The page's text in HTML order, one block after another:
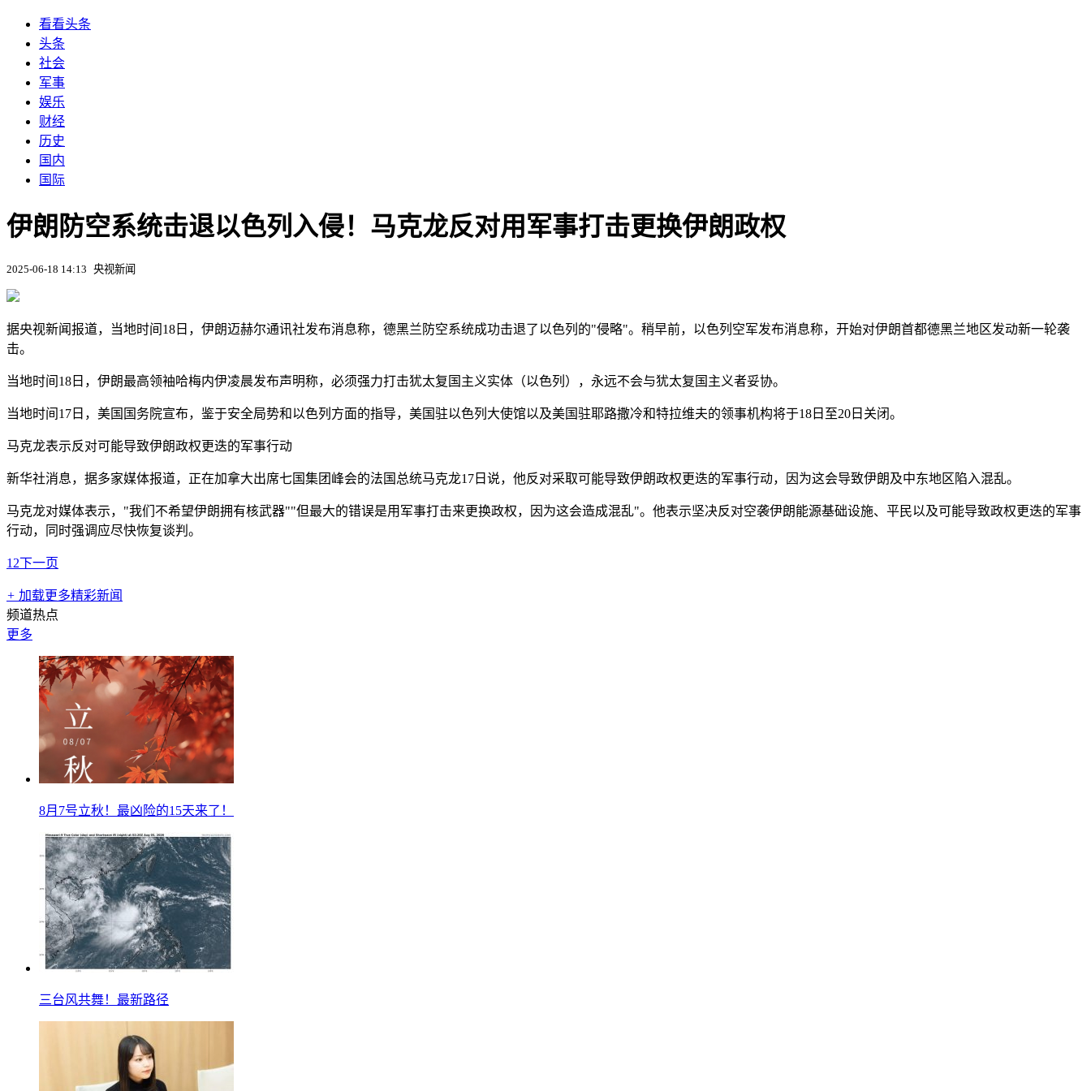
看看头条
头条
社会
军事
娱乐
财经
历史
国内
国际
伊朗防空系统击退以色列入侵！马克龙反对用军事打击更换伊朗政权
2025-06-18 14:13 央视新闻
据央视新闻报道，当地时间18日，伊朗迈赫尔通讯社发布消息称，德黑兰防空系统成功击退了以色列的"侵略"。稍早前，以色列空军发布消息称，开始对伊朗首都德黑兰地区发动新一轮袭
击。
当地时间18日，伊朗最高领袖哈梅内伊凌晨发布声明称，必须强力打击犹太复国主义实体（以色列），永远不会与犹太复国主义者妥协。
当地时间17日，美国国务院宣布，鉴于安全局势和以色列方面的指导，美国驻以色列大使馆以及美国驻耶路撒冷和特拉维夫的领事机构将于18日至20日关闭。
马克龙表示反对可能导致伊朗政权更迭的军事行动
新华社消息，据多家媒体报道，正在加拿大出席七国集团峰会的法国总统马克龙17日说，他反对采取可能导致伊朗政权更迭的军事行动，因为这会导致伊朗及中东地区陷入混乱。
马克龙对媒体表示，"我们不希望伊朗拥有核武器""但最大的错误是用军事打击来更换政权，因为这会造成混乱"。他表示坚决反对空袭伊朗能源基础设施、平民以及可能导致政权更迭的军事
行动，同时强调应尽快恢复谈判。
1 2下一页
+ 加载更多精彩新闻
频道热点
更多
8月7号立秋！最凶险的15天来了！
三台风共舞！最新路径